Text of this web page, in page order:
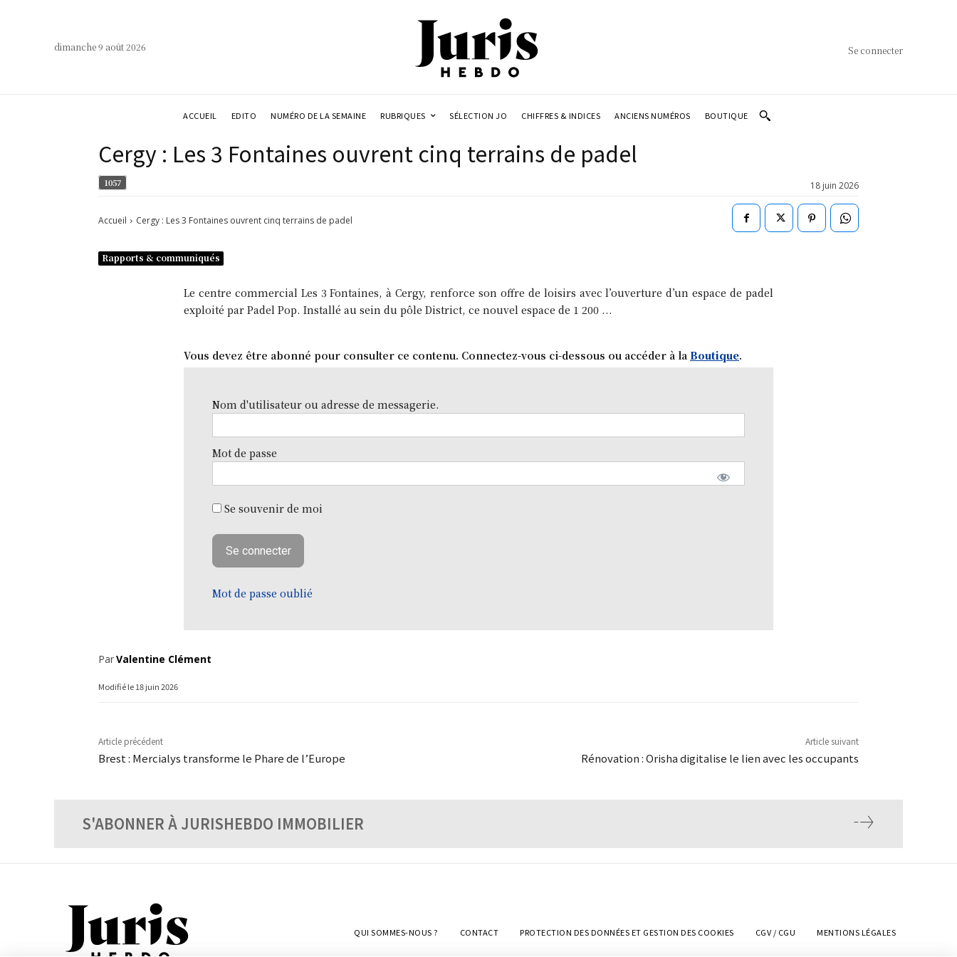
dimanche 9 août 2026 Se connecter
ACCUEIL EDITO NUMÉRO DE LA SEMAINE RUBRIQUES SÉLECTION JO CHIFFRES & INDICES ANCIENS NUMÉROS BOUTIQUE
Cergy : Les 3 Fontaines ouvrent cinq terrains de padel
1057 18 juin 2026
Accueil Cergy : Les 3 Fontaines ouvrent cinq terrains de padel
Rapports & communiqués
Le centre commercial Les 3 Fontaines, à Cergy, renforce son offre de loisirs avec l’ouverture d’un espace de padel
exploité par Padel Pop. Installé au sein du pôle District, ce nouvel espace de 1 200 ...
Vous devez être abonné pour consulter ce contenu. Connectez-vous ci-dessous ou accéder à la Boutique.
Nom d'utilisateur ou adresse de messagerie.
Mot de passe
Se souvenir de moi
Mot de passe oublié
ParValentine Clément
Modifié le18 juin 2026
Article précédent
Brest : Mercialys transforme le Phare de l’Europe
Article suivant
Rénovation : Orisha digitalise le lien avec les occupants
S'ABONNER À JURISHEBDO IMMOBILIER
QUI SOMMES-NOUS ? CONTACT PROTECTION DES DONNÉES ET GESTION DES COOKIES CGV / CGU MENTIONS LÉGALES